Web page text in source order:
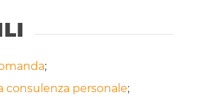
;
consulenza personale;